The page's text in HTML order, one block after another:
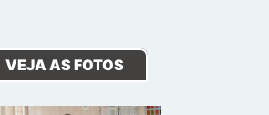
VEJA AS FOTOS